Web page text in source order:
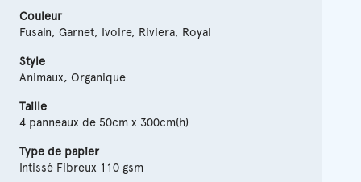
Couleur
Fusain, Garnet, Ivoire, Riviera, Royal
Style
Animaux, Organique
Taille
4 panneaux de 50cm x 300cm(h)
Type de papier
Intissé Fibreux 110 gsm